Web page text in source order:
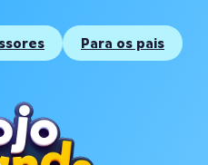
Para os pais